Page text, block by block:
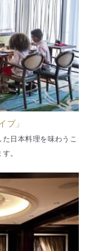
ブ」
日本料理を味わうこ
。